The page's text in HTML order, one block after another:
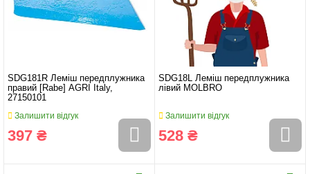
SDG181R Леміш передплужника
правий [Rabe] AGRI Italy,
27150101
Залишити відгук
397 ₴
SDG18L Леміш передплужника
лівий MOLBRO
Залишити відгук
528 ₴